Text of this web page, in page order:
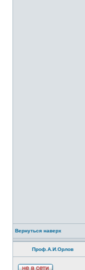
Вернуться наверх
Проф.А.И.Орлов